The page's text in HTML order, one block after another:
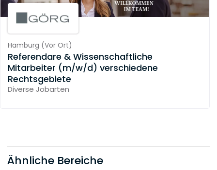
Hamburg (Vor Ort)
Referendare & Wissenschaftliche
Mitarbeiter (m/w/d) verschiedene
Rechtsgebiete
Diverse Jobarten
Ähnliche Bereiche